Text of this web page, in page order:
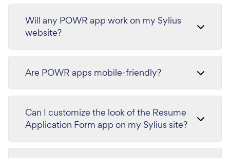
Will any POWR app work on my Sylius
website?
Are POWR apps mobile-friendly?
Can I customize the look of the Resume
Application Form app on my Sylius site?